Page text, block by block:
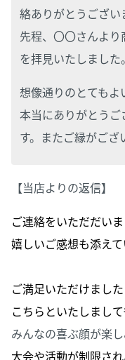
絡ありがとうござい
先程、〇〇さんよ
を拝見いたしました。
想像通りのとても
本当にありがとう
す。またご縁がご
【当店よりの返信】
ご連絡をいただだい
嬉しいご感想も添え
ご満足いただけました
こちらといたしまし
みんなの喜ぶ顔が楽し
大会や活動が制限さ